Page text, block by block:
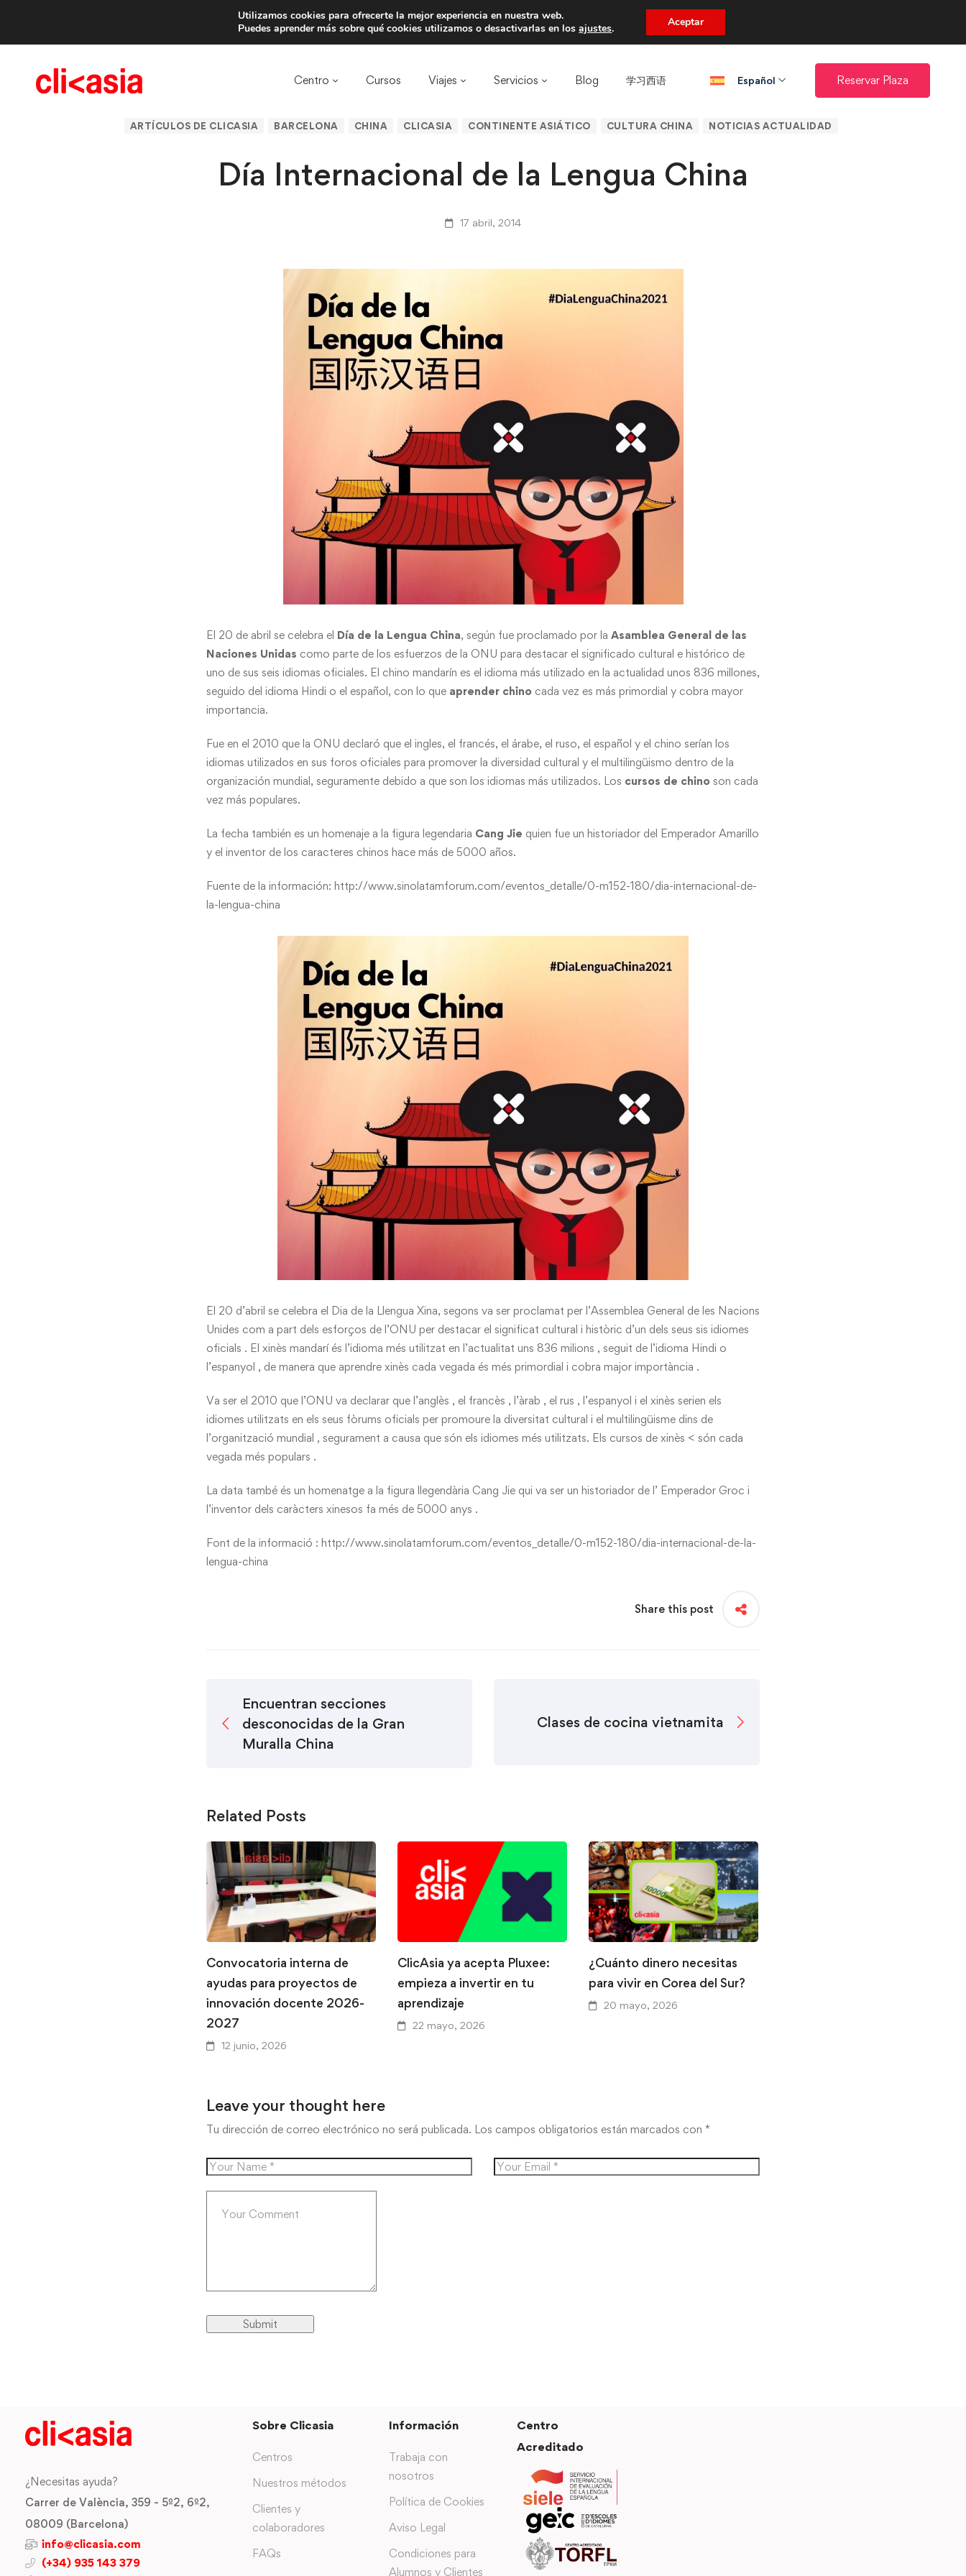
Trae a un amigo y llevaos un total de 75€ de descuento.
Centro Cursos Viajes Servicios Blog 学习西语​ Español Reservar Plaza
ARTÍCULOS DE CLICASIA BARCELONA CHINA CLICASIA CONTINENTE ASIÁTICO CULTURA CHINA NOTICIAS ACTUALIDAD
Día Internacional de la Lengua China
17 abril, 2014
El 20 de abril se celebra el Día de la Lengua China, según fue proclamado por la Asamblea General de las
Naciones Unidas como parte de los esfuerzos de la ONU para destacar el significado cultural e histórico de
uno de sus seis idiomas oficiales. El chino mandarín es el idioma más utilizado en la actualidad unos 836 millones,
seguido del idioma Hindi o el español, con lo que aprender chino cada vez es más primordial y cobra mayor
importancia.
Fue en el 2010 que la ONU declaró que el ingles, el francés, el árabe, el ruso, el español y el chino serían los
idiomas utilizados en sus foros oficiales para promover la diversidad cultural y el multilingüismo dentro de la
organización mundial, seguramente debido a que son los idiomas más utilizados. Los cursos de chino son cada
vez más populares.
La fecha también es un homenaje a la figura legendaria Cang Jie quien fue un historiador del Emperador Amarillo
y el inventor de los caracteres chinos hace más de 5000 años.
Fuente de la información: http://www.sinolatamforum.com/eventos_detalle/0-m152-180/dia-internacional-de-
la-lengua-china
El 20 d’abril se celebra el Dia de la Llengua Xina, segons va ser proclamat per l’Assemblea General de les Nacions
Unides com a part dels esforços de l’ONU per destacar el significat cultural i històric d’un dels seus sis idiomes
oficials . El xinès mandarí és l’idioma més utilitzat en l’actualitat uns 836 milions , seguit de l’idioma Hindi o
l’espanyol , de manera que aprendre xinès cada vegada és més primordial i cobra major importància .
Va ser el 2010 que l’ONU va declarar que l’anglès , el francès , l’àrab , el rus , l’espanyol i el xinès serien els
idiomes utilitzats en els seus fòrums oficials per promoure la diversitat cultural i el multilingüisme dins de
l’organització mundial , segurament a causa que són els idiomes més utilitzats. Els cursos de xinès < són cada
vegada més populars .
La data també és un homenatge a la figura llegendària Cang Jie qui va ser un historiador de l’ Emperador Groc i
l’inventor dels caràcters xinesos fa més de 5000 anys .
Font de la informació : http://www.sinolatamforum.com/eventos_detalle/0-m152-180/dia-internacional-de-la-
lengua-china
Share this post
Encuentran secciones
desconocidas de la Gran
Muralla China
Clases de cocina vietnamita
Related Posts
Convocatoria interna de
ayudas para proyectos de
innovación docente 2026-
2027
12 junio, 2026
ClicAsia ya acepta Pluxee:
empieza a invertir en tu
aprendizaje
22 mayo, 2026
¿Cuánto dinero necesitas
para vivir en Corea del Sur?
20 mayo, 2026
Leave your thought here
Tu dirección de correo electrónico no será publicada. Los campos obligatorios están marcados con *
¿Necesitas ayuda?
Carrer de València, 359 - 5º2, 6º2,
08009 (Barcelona)
info@clicasia.com
(+34) 935 143 379
Sobre Clicasia
Centros
Nuestros métodos
Clientes y
colaboradores
FAQs
Información
Trabaja con
nosotros
Política de Cookies
Aviso Legal
Condiciones para
Alumnos y Clientes
Centro
Acreditado
Utilizamos cookies para ofrecerte la mejor experiencia en nuestra web.
Puedes aprender más sobre qué cookies utilizamos o desactivarlas en losajustes. Aceptar